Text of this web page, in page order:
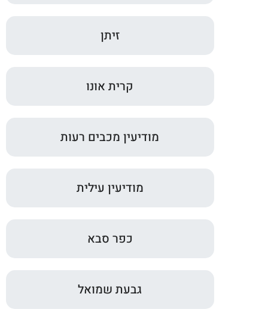
זיתן
קרית אונו
מודיעין מכבים רעות
מודיעין עילית
כפר סבא
גבעת שמואל